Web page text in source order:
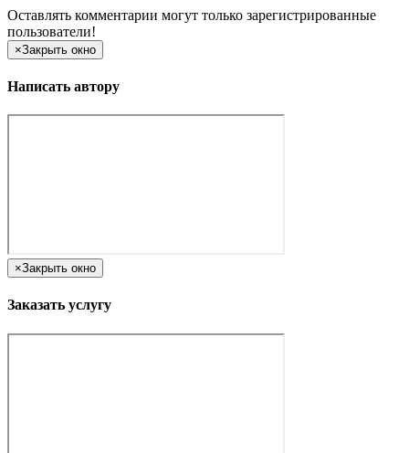
Оставлять комментарии могут только зарегистрированные
пользователи!
×Закрыть окно
Написать автору
×Закрыть окно
Заказать услугу